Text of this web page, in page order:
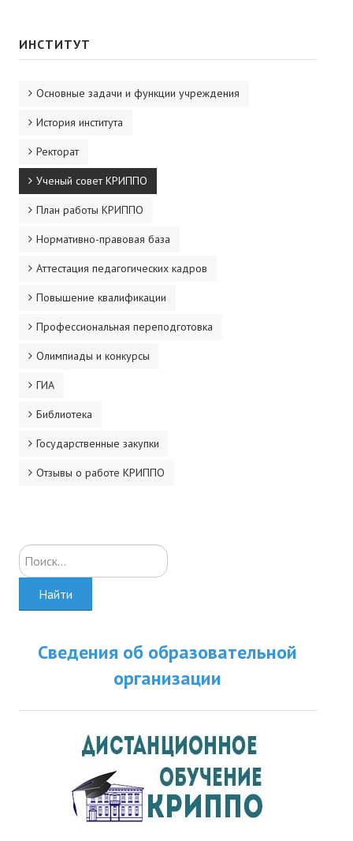
ИНСТИТУТ
Основные задачи и функции учреждения
История института
Ректорат
Ученый совет КРИППО
План работы КРИППО
Нормативно-правовая база
Аттестация педагогических кадров
Повышение квалификации
Профессиональная переподготовка
Олимпиады и конкурсы
ГИА
Библиотека
Государственные закупки
Отзывы о работе КРИППО
Искать...
Найти
Сведения об образовательной
организации